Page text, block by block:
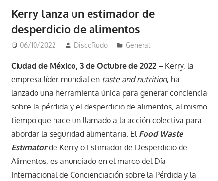
Kerry lanza un estimador de
desperdicio de alimentos
06/10/2022 DiscoRudo General
Ciudad de México, 3 de Octubre de 2022 – Kerry, la
empresa líder mundial en taste and nutrition, ha
lanzado una herramienta única para generar conciencia
sobre la pérdida y el desperdicio de alimentos, al mismo
tiempo que hace un llamado a la acción colectiva para
abordar la seguridad alimentaria. El Food Waste
Estimatorde Kerry o Estimador de Desperdicio de
Alimentos, es anunciado en el marco del Día
Internacional de Concienciación sobre la Pérdida y la